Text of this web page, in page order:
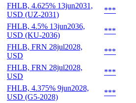
FHLB, 4.625% 13jun2031,
USD (UZ-2031)
***
FHLB, 4.5% 13jun2036,
USD (KU-2036)
***
FHLB, FRN 28jul2028,
USD
***
FHLB, FRN 28jul2028,
USD
***
FHLB, 4.375% 9jun2028,
USD (G5-2028)
***